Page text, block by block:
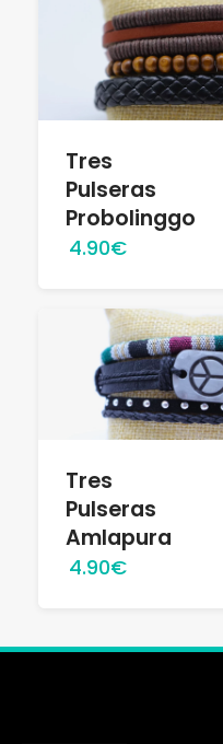
Tres
Pulseras
Probolinggo
4.90€
Tres
Pulseras
Amlapura
4.90€